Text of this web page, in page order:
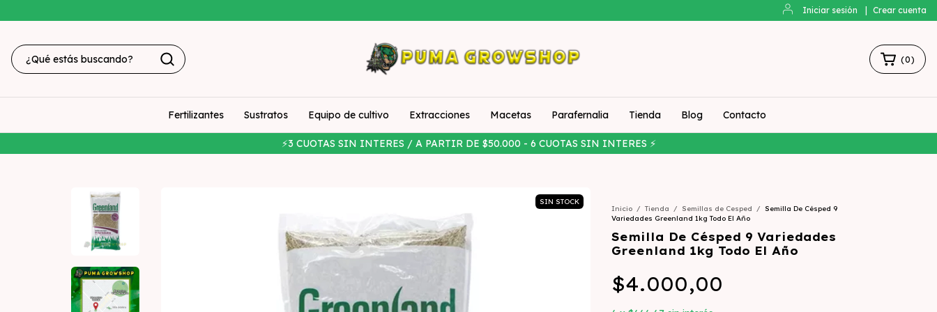
Iniciar sesión Crear cuenta
⚡3 CUOTAS SIN INTERES / A PARTIR DE $50.000 - 6 CUOTAS SIN INTERES ⚡
(0)
Fertilizantes Sustratos Equipo de cultivo Extracciones Macetas Parafernalia Tienda Blog Contacto
SIN STOCK
Inicio / Tienda / Semillas de Cesped / Semilla De Césped 9
Variedades Greenland 1kg Todo El Año
Semilla De Césped 9 Variedades
Greenland 1kg Todo El Año
$4.000,00